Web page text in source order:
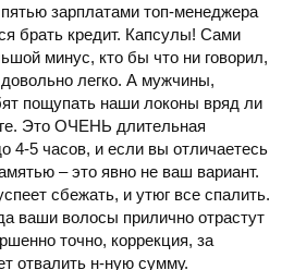
зарплатами топ-менеджера
брать кредит. Капсулы! Сами
минус, кто бы что ни говорил,
легко. А мужчины,
пощупать наши локоны вряд ли
Это ОЧЕНЬ длительная
4-5 часов, и если вы отличаетесь
– это явно не ваш вариант.
сбежать, и утюг все спалить.
ваши волосы прилично отрастут
точно, коррекция, за
отвалить н-ную сумму.